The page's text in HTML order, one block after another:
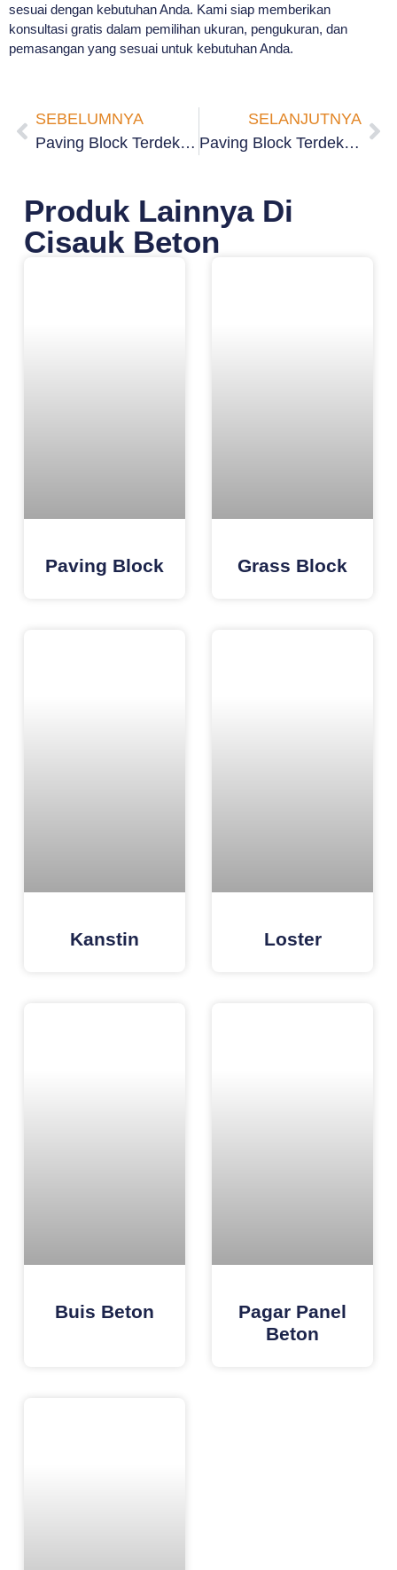
sesuai dengan kebutuhan Anda. Kami siap memberikan
konsultasi gratis dalam pemilihan ukuran, pengukuran, dan
pemasangan yang sesuai untuk kebutuhan Anda.
SEBELUMNYA
Paving Block Terdekat Batu Ampar Jakarta Timur
SELANJUTNYA
Paving Block Terdekat Cililitan Jakarta Timur
Produk Lainnya Di
Cisauk Beton
Paving Block Grass Block
Kanstin Loster
Buis Beton
Pagar Panel
Beton